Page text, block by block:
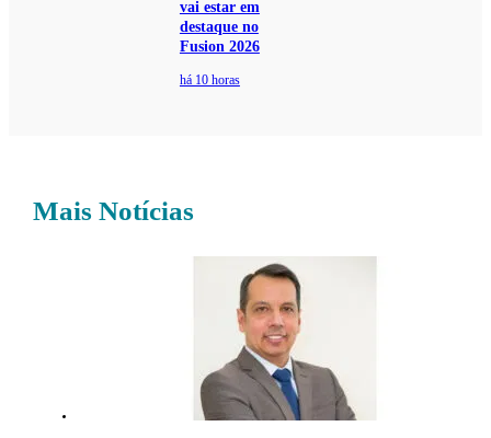
vai estar em
destaque no
Fusion 2026
há 10 horas
Mais Notícias